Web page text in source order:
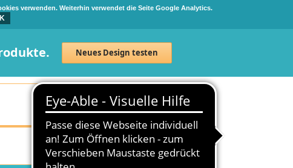
verwenden. Weiterhin verwendet die Seite Google Analytics.
Neues Design testen
Neuanmeldung Anmelden
0 Artikel 0,00 €